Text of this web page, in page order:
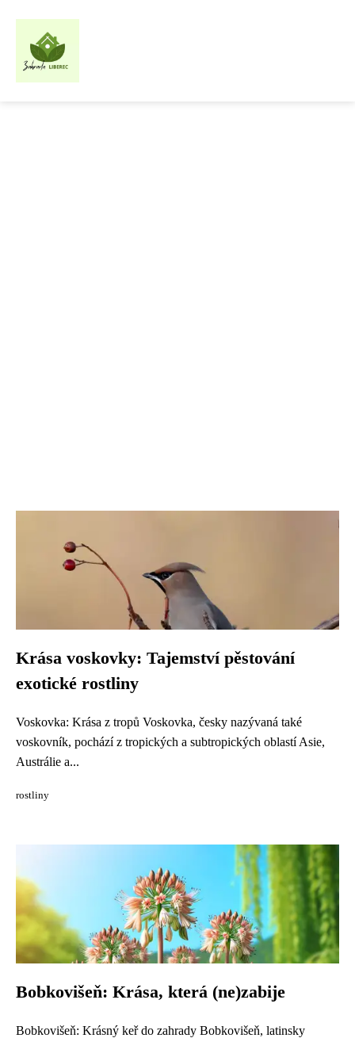
Krása voskovky: Tajemství pěstování
exotické rostliny
Voskovka: Krása z tropů Voskovka, česky nazývaná také
voskovník, pochází z tropických a subtropických oblastí Asie,
Austrálie a...
rostliny
Bobkovišeň: Krása, která (ne)zabije
Bobkovišeň: Krásný keř do zahrady Bobkovišeň, latinsky